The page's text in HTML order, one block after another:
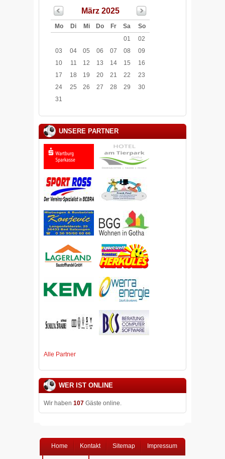
März 2025
Mo Di Mi Do Fr Sa
So
01
02
03
04 05 06 07 08
09
10
11 12 13 14 15
16
17
18 19 20 21 22
23
24
25 26 27 28 29
30
31
UNSERE PARTNER
Alle Partner
WER IST ONLINE
Wir haben 107 Gäste online.
Home Kontakt Sitemap Impressum